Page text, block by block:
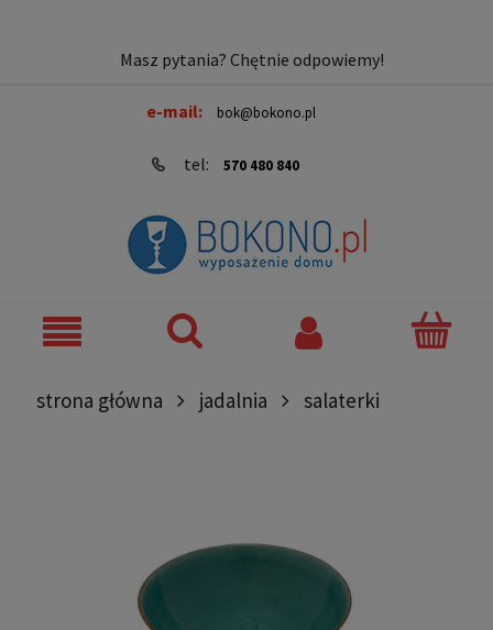
Masz pytania? Chętnie odpowiemy!
e-mail: bok@bokono.pl
tel: 570 480 840
strona główna jadalnia salaterki